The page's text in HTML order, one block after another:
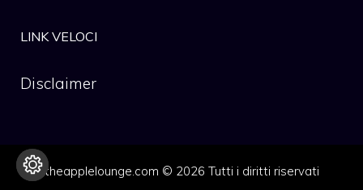
LINK VELOCI
Disclaimer
theapplelounge.com © 2026 Tutti i diritti riservati